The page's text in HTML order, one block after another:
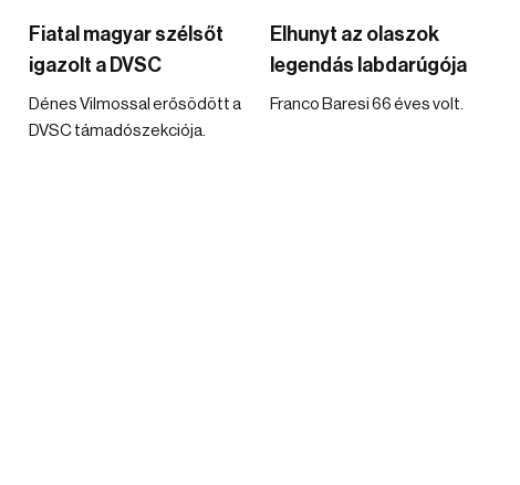
Fiatal magyar szélsőt
igazolt a DVSC
Dénes Vilmossal erősödött a
DVSC támadószekciója.
Elhunyt az olaszok
legendás labdarúgója
Franco Baresi 66 éves volt.